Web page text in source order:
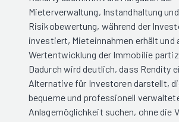
Mieterverwaltung, Instandhaltung und
Risikobewertung, während der
investiert, Mieteinnahmen erhält und
Wertentwicklung der Immobilie
Dadurch wird deutlich, dass Rendity
Alternative für Investoren darstellt,
bequeme und professionell
Anlagemöglichkeit suchen, ohne die